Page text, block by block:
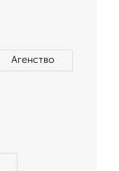
Агенство